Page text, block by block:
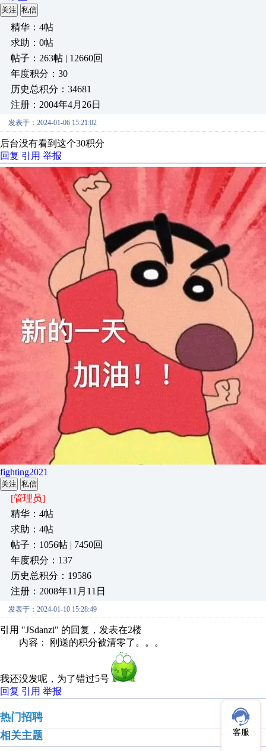
关注 私信
精华：4帖
求助：0帖
帖子：263帖 | 12660回
年度积分：30
历史总积分：34681
注册：2004年4月26日
发表于：2024-01-06 15:21:02
后台没有看到这个30积分
回复 引用 举报
fighting2021
关注 私信
[管理员]
精华：4帖
求助：4帖
帖子：1056帖 | 7450回
年度积分：137
历史总积分：19586
注册：2008年11月11日
发表于：2024-01-10 15:28:49
引用 "JSdanzi" 的回复，发表在2楼
内容： 刚送的积分被清零了。。。
我还没发呢，为了错过5号
回复 引用 举报
热门招聘
相关主题
客服